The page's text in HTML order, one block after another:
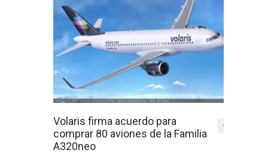
Volaris firma acuerdo para
comprar 80 aviones de la Familia
A320neo
0